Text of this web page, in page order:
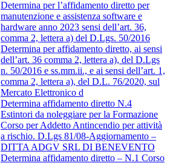
Determina per l’affidamento diretto per
manutenzione e assistenza software e
hardware anno 2023 sensi dell’art. 36,
comma 2, lettera a) del D.Lgs. 50/2016
Determina per affidamento diretto, ai sensi
dell’art. 36 comma 2, lettera a), del D.Lgs
n. 50/2016 e ss.mm.ii., e ai sensi dell’art. 1,
comma 2, lettera a), del D.L. 76/2020, sul
Mercato Elettronico d
Determina affidamento diretto N.4
Estintori da noleggiare per la Formazione
Corso per Addetto Antincendio per attività
a rischio. D.Lgs 81/08-Aggiornamento –
DITTA ADGV SRL DI BENEVENTO
Determina affidamento diretto – N.1 Corso